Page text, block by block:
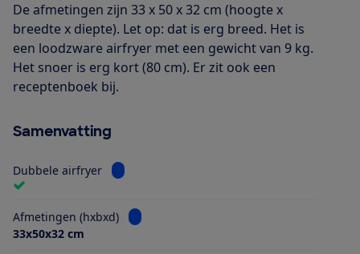
De afmetingen zijn 33 x 50 x 32 cm (hoogte x
breedte x diepte). Let op: dat is erg breed. Het is
een loodzware airfryer met een gewicht van 9 kg.
Het snoer is erg kort (80 cm). Er zit ook een
receptenboek bij.
Samenvatting
Dubbele airfryer Bekijk informatie voor Dubbele airfryer
Afmetingen (hxbxd)
Bekijk informatie voor Afmetingen (hxbxd)
33x50x32 cm